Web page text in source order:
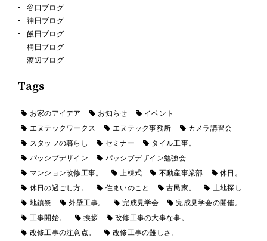
谷口ブログ
神田ブログ
飯田ブログ
桐田ブログ
渡辺ブログ
Tags
お家のアイデア お知らせ
イベント
エヌテックワークス
エヌテック事務所
カメラ講習会
スタッフの暮らし
セミナー
タイル工事。
パッシブデザイン
パッシブデザイン勉強会
マンション改修工事。
上棟式 不動産事業部
休日。
休日の過ごし方。
住まいのこと 古民家。
土地探し
地鎮祭
外壁工事。 完成見学会
完成見学会の開催。
工事開始。
挨拶
改修工事の大事な事。
改修工事の注意点。
改修工事の難しさ。